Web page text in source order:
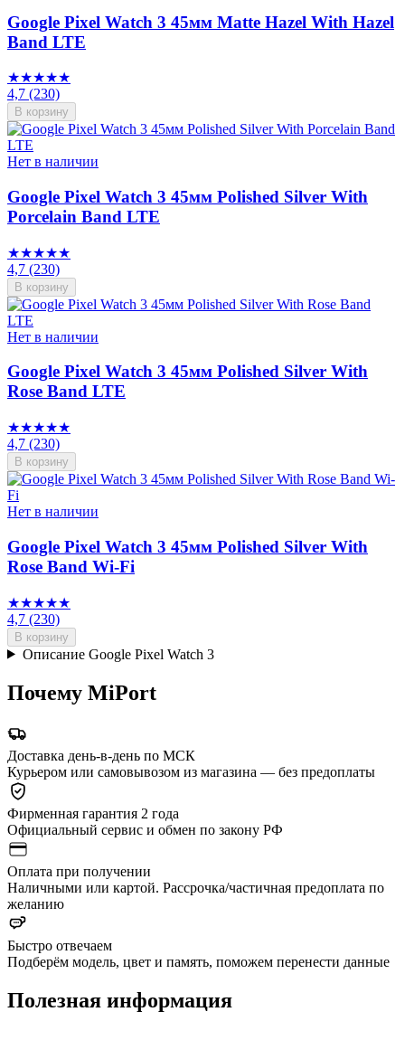
Google Pixel Watch 3 45мм Matte Hazel With Hazel
Band LTE
★★★★★
4,7 (230)
В корзину
Нет в наличии
Google Pixel Watch 3 45мм Polished Silver With
Porcelain Band LTE
★★★★★
4,7 (230)
В корзину
Нет в наличии
Google Pixel Watch 3 45мм Polished Silver With
Rose Band LTE
★★★★★
4,7 (230)
В корзину
Нет в наличии
Google Pixel Watch 3 45мм Polished Silver With
Rose Band Wi-Fi
★★★★★
4,7 (230)
В корзину
Описание Google Pixel Watch 3
Почему MiPort
Доставка день-в-день по МСК
Курьером или самовывозом из магазина — без предоплаты
Фирменная гарантия 2 года
Официальный сервис и обмен по закону РФ
Оплата при получении
Наличными или картой. Рассрочка/частичная предоплата по
желанию
Быстро отвечаем
Подберём модель, цвет и память, поможем перенести данные
Полезная информация